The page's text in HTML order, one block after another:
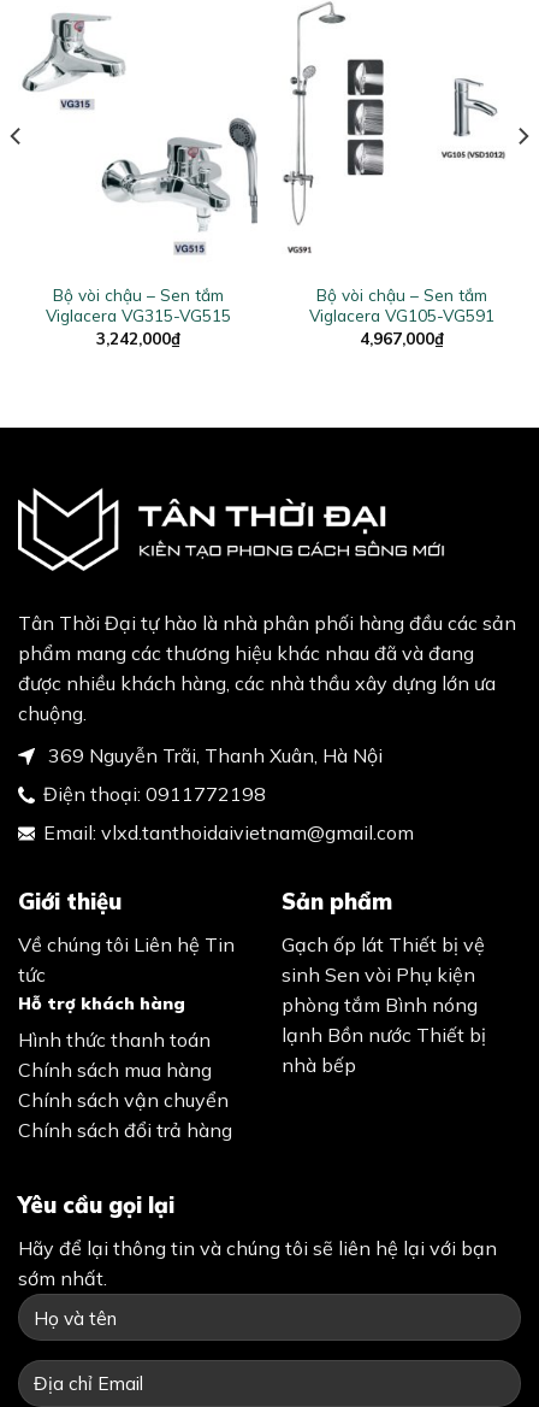
Bộ vòi chậu – Sen tắm
Viglacera VG315-VG515
3,242,000₫
Bộ vòi chậu – Sen tắm
Viglacera VG105-VG591
4,967,000₫
Tân Thời Đại tự hào là nhà phân phối hàng đầu các sản
phẩm mang các thương hiệu khác nhau đã và đang
được nhiều khách hàng, các nhà thầu xây dựng lớn ưa
chuộng.
369 Nguyễn Trãi, Thanh Xuân, Hà Nội
Điện thoại: 0911772198
Email: vlxd.tanthoidaivietnam@gmail.com
Giới thiệu
Về chúng tôi Liên hệ Tin
tức
Hỗ trợ khách hàng
Hình thức thanh toán
Chính sách mua hàng
Chính sách vận chuyển
Chính sách đổi trả hàng
Sản phẩm
Gạch ốp lát Thiết bị vệ
sinh Sen vòi Phụ kiện
phòng tắm Bình nóng
lạnh Bồn nước Thiết bị
nhà bếp
Yêu cầu gọi lại
Hãy để lại thông tin và chúng tôi sẽ liên hệ lại với bạn
sớm nhất.